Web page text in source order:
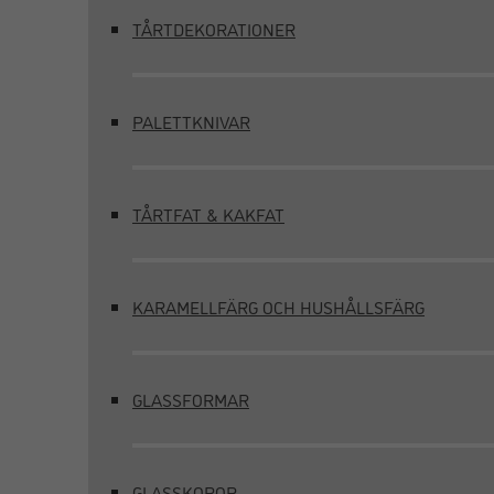
TÅRTDEKORATIONER
PALETTKNIVAR
TÅRTFAT & KAKFAT
KARAMELLFÄRG OCH HUSHÅLLSFÄRG
GLASSFORMAR